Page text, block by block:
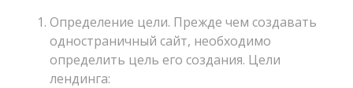
Определение цели. Прежде чем создавать
одностраничный сайт, необходимо
определить цель его создания. Цели
лендинга: